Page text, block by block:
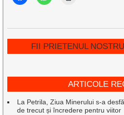
FII PRIETENUL
ARTICOLE
La Petrila, Ziua Minerului s-a
de trecut și încredere pentru viitor